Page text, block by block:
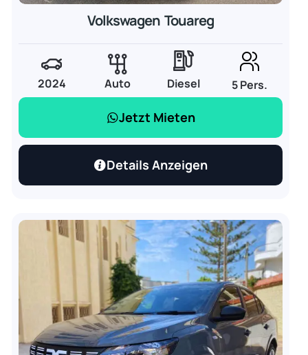
Volkswagen Touareg
2024 Auto Diesel 5 Pers.
Jetzt Mieten
Details Anzeigen